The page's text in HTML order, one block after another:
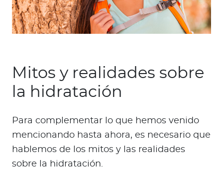
Mitos y realidades sobre
la hidratación
Para complementar lo que hemos venido
mencionando hasta ahora, es necesario que
hablemos de los mitos y las realidades
sobre la hidratación.